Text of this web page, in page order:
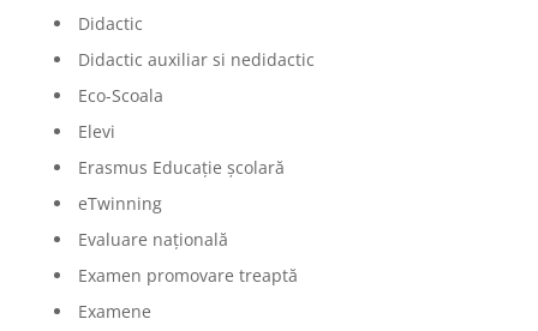
Didactic
Didactic auxiliar si nedidactic
Eco-Scoala
Elevi
Erasmus Educație școlară
eTwinning
Evaluare națională
Examen promovare treaptă
Examene